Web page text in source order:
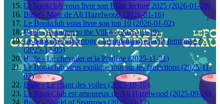
Le bookclub vous livre son Bilan lecture 2025 (2026-01-29)
Bulle - Mate de Ali Hazelwood (2026-01-16)
Le Bookclub vous livre son top 10 (2026-01-02)
Bulle - Assistant to the Villain (2025-12-19)
Le bookclub s'interroge : la romantasy est-elle feministe ?
(2025-12-05)
Bulle - Le chevalier et la Phalène (2025-11-21)
Le Bookclub vous explique tout sur les fanfictions (2025-11-
07)
Bulle - Le chant des voiles (2025-10-10)
Le BookClub est amoureux de Ali Hazelwood (2025-09-26)
Bulle - Shield of Sparrows (2025-09-12)